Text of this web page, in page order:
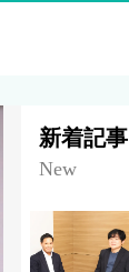
新着記事
New